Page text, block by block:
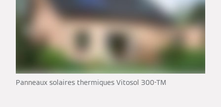
Panneaux solaires thermiques Vitosol 300-TM